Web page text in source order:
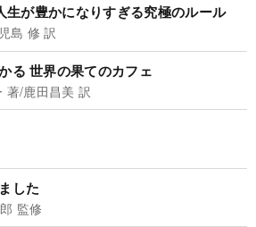
が豊かになりすぎる究極のルール
島 修 訳
る 世界の果てのカフェ
著/鹿田昌美 訳
した
監修